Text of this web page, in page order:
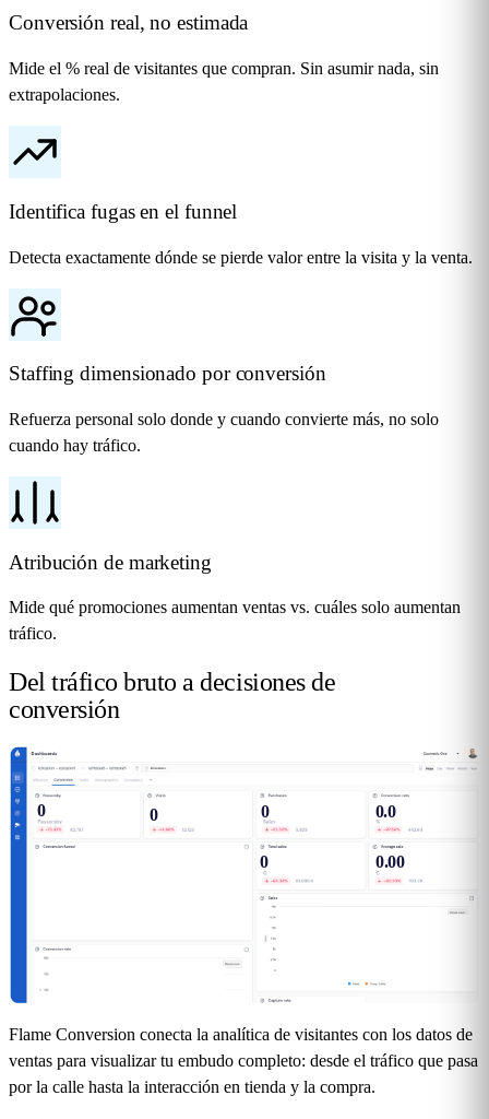
Conversión real, no estimada
Mide el % real de visitantes que compran. Sin asumir nada, sin
extrapolaciones.
Identifica fugas en el funnel
Detecta exactamente dónde se pierde valor entre la visita y la venta.
Staffing dimensionado por conversión
Refuerza personal solo donde y cuando convierte más, no solo
cuando hay tráfico.
Atribución de marketing
Mide qué promociones aumentan ventas vs. cuáles solo aumentan
tráfico.
Del tráfico bruto a decisiones de
conversión
0 0 0 0.0
0 0.00
Flame Conversion conecta la analítica de visitantes con los datos de
ventas para visualizar tu embudo completo: desde el tráfico que pasa
por la calle hasta la interacción en tienda y la compra.